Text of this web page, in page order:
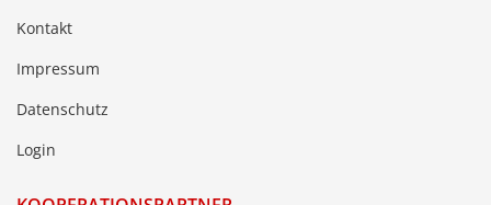
Kontakt
Impressum
Datenschutz
Login